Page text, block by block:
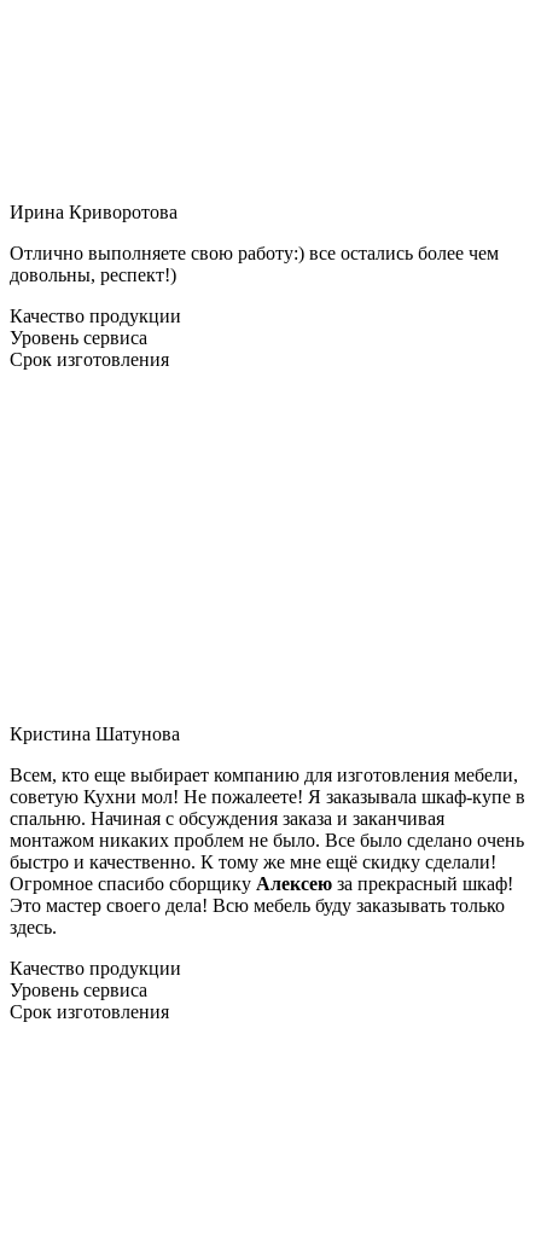
Ирина Криворотова
Отлично выполняете свою работу:) все остались более чем
довольны, респект!)
Качество продукции
Уровень сервиса
Срок изготовления
Кристина Шатунова
Всем, кто еще выбирает компанию для изготовления мебели,
советую Кухни мол! Не пожалеете! Я заказывала шкаф-купе в
спальню. Начиная с обсуждения заказа и заканчивая
монтажом никаких проблем не было. Все было сделано очень
быстро и качественно. К тому же мне ещё скидку сделали!
Огромное спасибо сборщику Алексею за прекрасный шкаф!
Это мастер своего дела! Всю мебель буду заказывать только
здесь.
Качество продукции
Уровень сервиса
Срок изготовления